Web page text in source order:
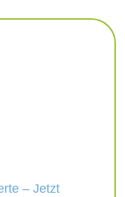
– Jetzt